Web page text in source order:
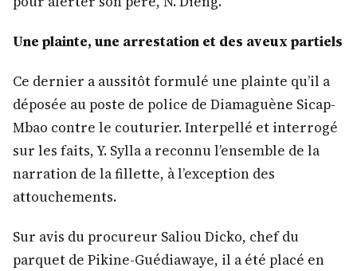
Une plainte, une arrestation et des aveux partiels
Ce dernier a aussitôt formulé une plainte qu’il a
déposée au poste de police de Diamaguène Sicap-
Mbao contre le couturier. Interpellé et interrogé
sur les faits, Y. Sylla a reconnu l’ensemble de la
narration de la fillette, à l’exception des
attouchements.
Sur avis du procureur Saliou Dicko, chef du
parquet de Pikine-Guédiawaye, il a été placé en